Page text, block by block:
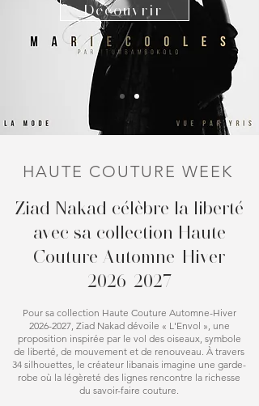
Découvrir
HAUTE COUTURE WEEK
Ziad Nakad célèbre la liberté
avec sa collection Haute
Couture Automne-Hiver
2026-2027
Pour sa collection Haute Couture Automne-Hiver
2026-2027, Ziad Nakad dévoile « L'Envol », une
proposition inspirée par le vol des oiseaux, symbole
de liberté, de mouvement et de renouveau. À travers
34 silhouettes, le créateur libanais imagine une garde-
robe où la légèreté des lignes rencontre la richesse
du savoir-faire couture.